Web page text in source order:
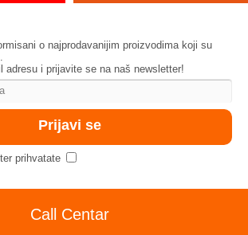
o najprodavanijim proizvodima koji su
adresu i prijavite se na naš newsletter!
prihvatate
Call Centar